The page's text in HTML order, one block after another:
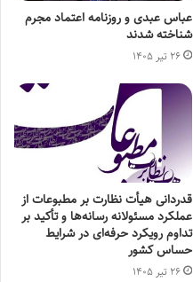
عباس عبدی و روزنامه اعتماد مجرم
شناخته شدند
۲۶ تیر ۱۴۰۵
قدردانی هیأت نظارت بر مطبوعات از
عملکرد مسئولانه رسانه‌ها و تأکید بر
تداوم رویکرد حرفه‌ای در شرایط
حساس کشور
۲۶ تیر ۱۴۰۵